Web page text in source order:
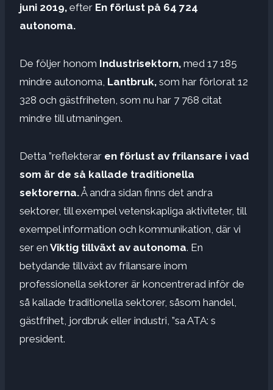
juni 2019, efter En förlust på 64 724
autonoma.
De följer honom Industrisektorn, med 17 185
mindre autonoma, Lantbruk, som har förlorat 12
328 och gästfriheten, som nu har 7 768 citat
mindre till utmaningen.
Detta ”reflekterar en förlust av frilansare i vad
som är de så kallade traditionella
sektorerna.Å andra sidan finns det andra
sektorer, till exempel vetenskapliga aktiviteter, till
exempel information och kommunikation, där vi
ser en Viktig tillväxt av autonoma. En
betydande tillväxt av frilansare inom
professionella sektorer är koncentrerad inför de
så kallade traditionella sektorer, såsom handel,
gästfrihet, jordbruk eller industri, ”sa ATA: s
president.